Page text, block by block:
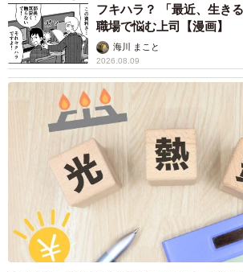
フキハラ？ 「最近、生き
職場で悩む上司【漫画】
海川 まこと
2026.08.09